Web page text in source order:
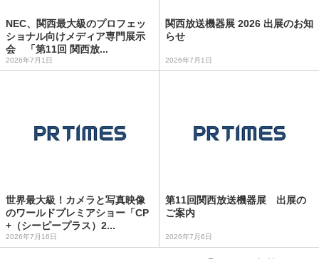
NEC、関西最大級のプロフェッ
ショナル向けメディア専門展示
会 「第11回 関西放...
2026年7月1日
関西放送機器展 2026 出展のお知
らせ
2026年7月1日
世界最大級！カメラと写真映像
のワールドプレミアショー「CP
+（シーピープラス）2...
2026年7月16日
第11回関西放送機器展 出展の
ご案内
2026年7月6日